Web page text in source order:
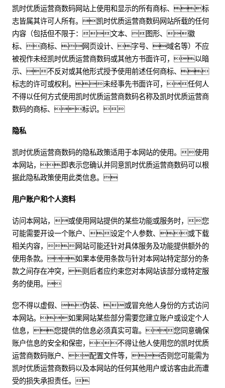
凯时优质运营商数码网站上使用和显示的所有商标、标
志皆属其许可人所有。凯时优质运营商数码网站所载的任何
内容（包括但不限于：文本、图形、徽
标、商标、网页设计、字号、域名等）不应
被视作未经凯时优质运营商数码或其他方书面许可，以暗
示、不反对或其他形式授予使用前述任何商标、
标志的许可或权利。未经事先书面许可，任何人
不得以任何方式使用凯时优质运营商数码名称及凯时优质运营商
数码的商标、标识。
隐私
凯时优质运营商数码的隐私政策适用于本网站的使用。使用
本网站，即表示您确认并同意凯时优质运营商数码可以根
据此隐私政策使用此类信息。
用户账户和个人资料
访问本网站，或使用网站提供的某些功能或服务时，您
可能需要开设一个账户、设定个人参数、或下载
相关内容，网站可能还针对具体服务及功能提供额外的
使用条款。如果本使用条款与针对本网站特定部分的条
款之间存在冲突，则后者应约束您对本网站该部分或特定服
务的使用。
您不得以虚假、伪装、或冒充他人身份的方式访问
本网站。如果网站某些部分需要您建立账户或设定个人
信息，您提供的信息必须真实可靠。您同意确保
账户信息的安全和保密，不得让他人使用您的凯时优质
运营商数码账户、配置文件等，否则您可能需为
凯时优质运营商数码以及本网站的任何其他用户或访客由此而遭
受的损失承担责任。